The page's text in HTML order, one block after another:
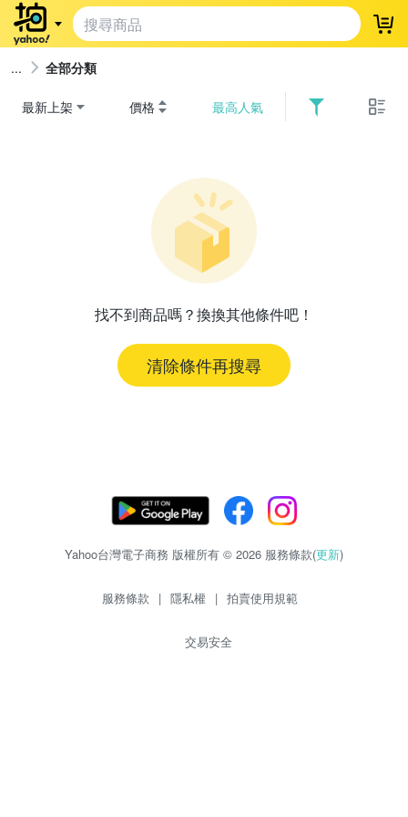
登
全部分類
最新上架 價格 最高人氣
找不到商品嗎？換換其他條件吧！
清除條件再搜尋
Yahoo台灣電子商務 版權所有 © 2026 服務條款(更新)
服務條款 | 隱私權 | 拍賣使用規範
交易安全